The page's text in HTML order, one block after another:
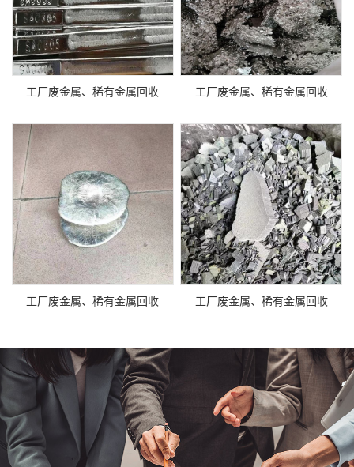
工厂废金属、稀有金属回收 工厂废金属、稀有金属回收
工厂废金属、稀有金属回收 工厂废金属、稀有金属回收